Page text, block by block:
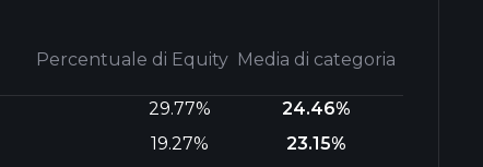
Percentuale di Equity Media di categoria
29.77%
24.46%
19.27%
23.15%